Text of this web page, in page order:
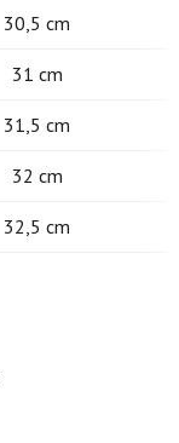
30,5 cm
31 cm
31,5 cm
32 cm
32,5 cm